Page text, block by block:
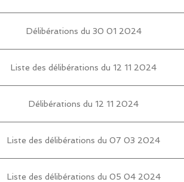
Délibérations du 30 01 2024
Liste des délibérations du 12 11 2024
Délibérations du 12 11 2024
Liste des délibérations du 07 03 2024
Liste des délibérations du 05 04 2024